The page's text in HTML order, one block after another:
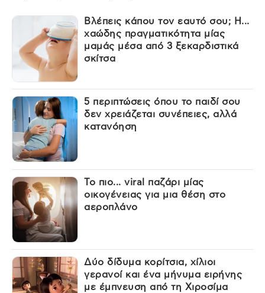
Βλέπεις κάπου τον εαυτό σου; Η...
χαώδης πραγματικότητα μίας
μαμάς μέσα από 3 ξεκαρδιστικά
σκίτσα
5 περιπτώσεις όπου το παιδί σου
δεν χρειάζεται συνέπειες, αλλά
κατανόηση
Το πιο... viral παζάρι μίας
οικογένειας για μια θέση στο
αεροπλάνο
Δύο δίδυμα κορίτσια, χίλιοι
γερανοί και ένα μήνυμα ειρήνης
με έμπνευση από τη Χιροσίμα